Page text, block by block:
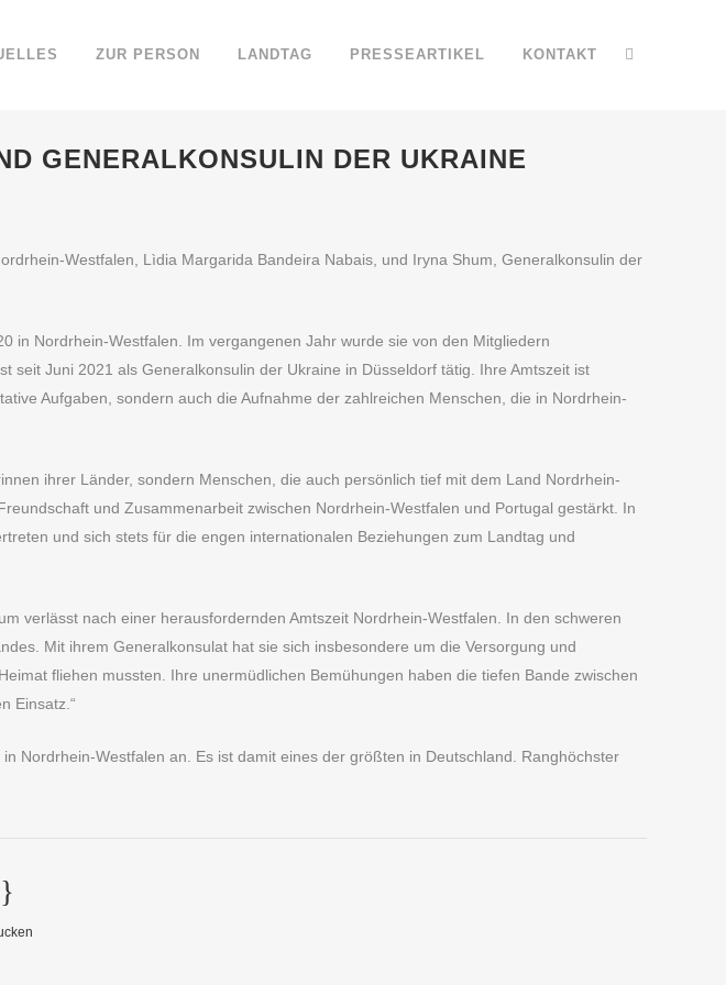
ZUR PERSON LANDTAG PRESSEARTIKEL KONTAKT
GENERALKONSULIN DER UKRAINE
Westfalen, Lìdia Margarida Bandeira Nabais, und Iryna Shum, Generalkonsulin der
in Nordrhein-Westfalen. Im vergangenen Jahr wurde sie von den Mitgliedern
Juni 2021 als Generalkonsulin der Ukraine in Düsseldorf tätig. Ihre Amtszeit ist
Aufgaben, sondern auch die Aufnahme der zahlreichen Menschen, die in Nordrhein-
ihrer Länder, sondern Menschen, die auch persönlich tief mit dem Land Nordrhein-
und Zusammenarbeit zwischen Nordrhein-Westfalen und Portugal gestärkt. In
und sich stets für die engen internationalen Beziehungen zum Landtag und
verlässt nach einer herausfordernden Amtszeit Nordrhein-Westfalen. In den schweren
Mit ihrem Generalkonsulat hat sie sich insbesondere um die Versorgung und
fliehen mussten. Ihre unermüdlichen Bemühungen haben die tiefen Bande zwischen
Einsatz.“
Nordrhein-Westfalen an. Es ist damit eines der größten in Deutschland. Ranghöchster